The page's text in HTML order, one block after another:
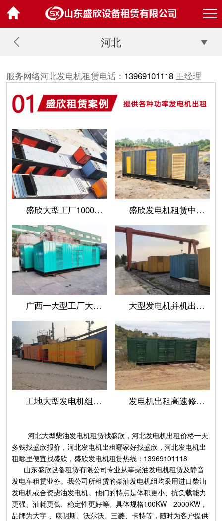
河北
服务网络河北发电机租赁电话： 13969101118 王经理
盛欣大型工厂1000千瓦12台柴油发电机租用 盛欣发电机租赁中铁工地6台1200KW并机柴油
广西一大型工厂大功率柴油发电机组租赁 大型发电机并机出租使用案例
工地大型发电机组并机使用场景案例 发电机出租高速修路使用案例
河北大型柴油发电机租赁找盛欣，河北发电机出租价格一天
多钱找盛欣报价，河北发电机出租哪家好找盛欣，河北发电机出
租哪里便宜找盛欣，盛欣发电机租赁热线： 13969101118
山东盛欣设备租赁有限公司专业从事柴油发电机租赁及静音
发电车租赁业务。我公司所租赁的柴油发电机组均采用进口柴油
发电机或合资柴油发电机。他们的特点是体积更小、抗负载能力
更强、油耗更低、稳定性更好等。具体规格100KW―2000KW，
品牌为大宇 、康明斯、沃尔沃、三菱、卡特等，随时为客户提供